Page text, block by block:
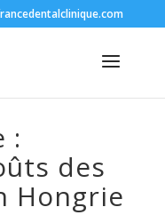
:
des
Hongrie